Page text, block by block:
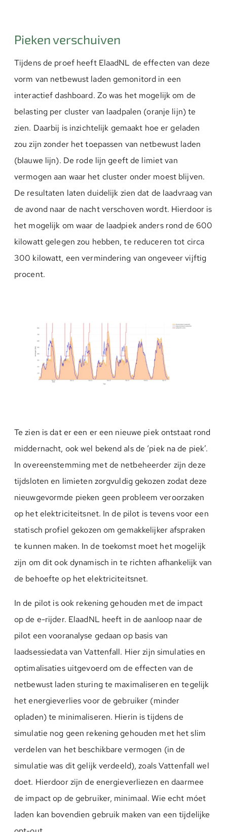
Pieken verschuiven
Tijdens de proef heeft ElaadNL de effecten van deze
vorm van netbewust laden gemonitord in een
interactief dashboard. Zo was het mogelijk om de
belasting per cluster van laadpalen (oranje lijn) te
zien. Daarbij is inzichtelijk gemaakt hoe er geladen
zou zijn zonder het toepassen van netbewust laden
(blauwe lijn). De rode lijn geeft de limiet van
vermogen aan waar het cluster onder moest blijven.
De resultaten laten duidelijk zien dat de laadvraag van
de avond naar de nacht verschoven wordt. Hierdoor is
het mogelijk om waar de laadpiek anders rond de 600
kilowatt gelegen zou hebben, te reduceren tot circa
300 kilowatt, een vermindering van ongeveer vijftig
procent.
Te zien is dat er een er een nieuwe piek ontstaat rond
middernacht, ook wel bekend als de ‘piek na de piek’.
In overeenstemming met de netbeheerder zijn deze
tijdsloten en limieten zorgvuldig gekozen zodat deze
nieuwgevormde pieken geen probleem veroorzaken
op het elektriciteitsnet. In de pilot is tevens voor een
statisch profiel gekozen om gemakkelijker afspraken
te kunnen maken. In de toekomst moet het mogelijk
zijn om dit ook dynamisch in te richten afhankelijk van
de behoefte op het elektriciteitsnet.
In de pilot is ook rekening gehouden met de impact
op de e-rijder. ElaadNL heeft in de aanloop naar de
pilot een vooranalyse gedaan op basis van
laadsessiedata van Vattenfall. Hier zijn simulaties en
optimalisaties uitgevoerd om de effecten van de
netbewust laden sturing te maximaliseren en tegelijk
het energieverlies voor de gebruiker (minder
opladen) te minimaliseren. Hierin is tijdens de
simulatie nog geen rekening gehouden met het slim
verdelen van het beschikbare vermogen (in de
simulatie was dit gelijk verdeeld), zoals Vattenfall wel
doet. Hierdoor zijn de energieverliezen en daarmee
de impact op de gebruiker, minimaal. Wie echt móet
laden kan bovendien gebruik maken van een tijdelijke